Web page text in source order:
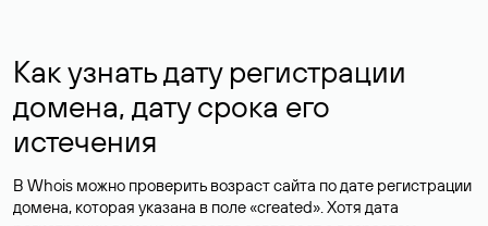
Как узнать дату регистрации
домена, дату срока его
истечения
В Whois можно проверить возраст сайта по дате регистрации
домена, которая указана в поле «created». Хотя дата